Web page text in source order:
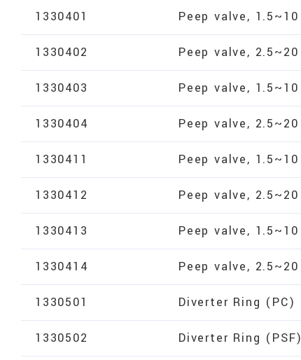
1330401 Peep valve,
1330402 Peep valve,
1330403 Peep valve,
1330404 Peep valve,
1330411 Peep valve,
1330412 Peep valve,
1330413 Peep valve,
1330414 Peep valve,
1330501 Diverter Ring (PC)
1330502 Diverter Ring (PSF)